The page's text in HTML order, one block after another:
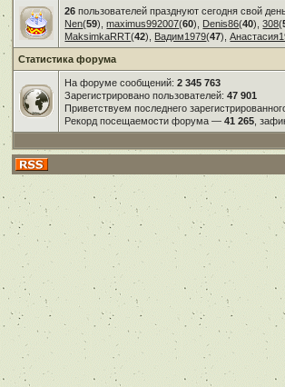
26 пользователей празднуют сегодня свой
Nen(59),maximus992007(60), Denis86(40),308(
MaksimkaRRT(42), Вадим1979(47),
Статистика форума
На форуме сообщений:2 345 763
Зарегистрировано пользователей:47 901
Приветствуем последнего
Рекорд посещаемости форума —41 265 ,